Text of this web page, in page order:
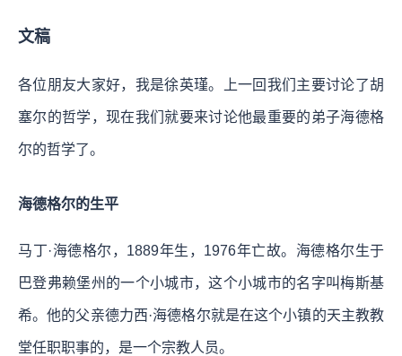
文稿
各位朋友大家好，我是徐英瑾。上一回我们主要讨论了胡
塞尔的哲学，现在我们就要来讨论他最重要的弟子海德格
尔的哲学了。
海德格尔的生平
马丁·海德格尔，1889年生，1976年亡故。海德格尔生于
巴登弗赖堡州的一个小城市，这个小城市的名字叫梅斯基
希。他的父亲德力西·海德格尔就是在这个小镇的天主教教
堂任职职事的，是一个宗教人员。